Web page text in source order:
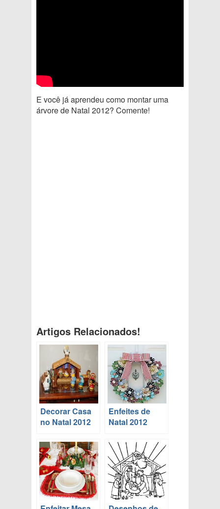
E você já aprendeu como montar uma
árvore de Natal 2012? Comente!
Artigos Relacionados!
Decorar Casa
no Natal 2012
Enfeites de
Natal 2012